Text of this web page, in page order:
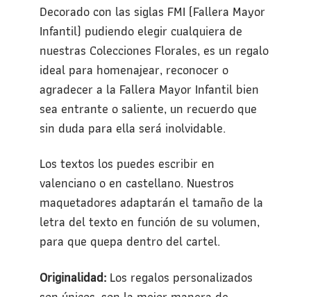
Decorado con las siglas FMI (Fallera Mayor
Infantil) pudiendo elegir cualquiera de
nuestras Colecciones Florales, es un regalo
ideal para homenajear, reconocer o
agradecer a la Fallera Mayor Infantil bien
sea entrante o saliente, un recuerdo que
sin duda para ella será inolvidable.
Los textos los puedes escribir en
valenciano o en castellano. Nuestros
maquetadores adaptarán el tamaño de la
letra del texto en función de su volumen,
para que quepa dentro del cartel.
Originalidad: Los regalos personalizados